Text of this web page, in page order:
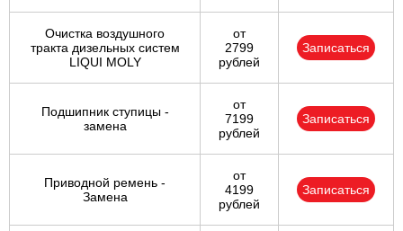
Очистка воздушного
тракта дизельных систем
LIQUI MOLY
от
2799
рублей
Записаться
Подшипник ступицы -
замена
от
7199
рублей
Записаться
Приводной ремень -
Замена
от
4199
рублей
Записаться